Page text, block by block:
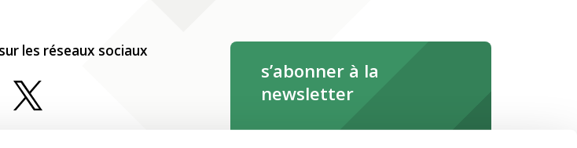
les réseaux sociaux
s’abonner à la
newsletter